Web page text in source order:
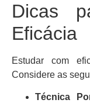
Dicas
Eficácia
Estudar com
Considere as
Técnica